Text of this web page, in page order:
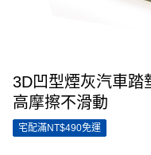
3D凹型煙灰汽車踏
高摩擦不滑動
宅配滿NT$490免運